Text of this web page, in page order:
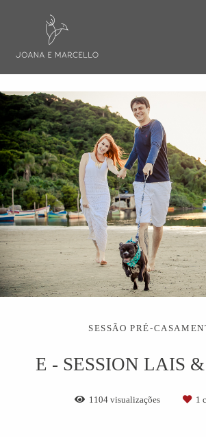
SESSÃO PRÉ-
E - SESSION LAIS
1104 visualizações 1